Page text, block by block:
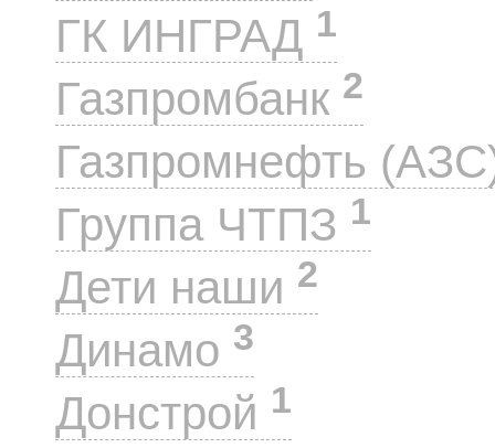
ГК ИНГРАД 1
Газпромбанк 2
Газпромнефть
Группа ЧТПЗ 1
Дети наши 2
Динамо 3
Донстрой 1